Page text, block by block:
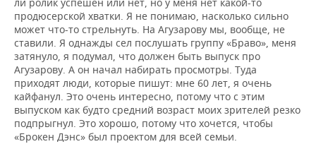
продюсерской хватки. Я не понимаю, насколько сильно
может что-то стрельнуть. На Агузарову мы, вообще, не
ставили. Я однажды сел послушать группу «Браво», меня
затянуло, я подумал, что должен быть выпуск про
Агузарову. А он начал набирать просмотры. Туда
приходят люди, которые пишут: мне 60 лет, я очень
кайфанул. Это очень интересно, потому что с этим
выпуском как будто средний возраст моих зрителей резко
подпрыгнул. Это хорошо, потому что хочется, чтобы
«Брокен Дэнс» был проектом для всей семьи.